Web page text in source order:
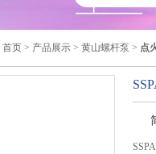
首页 > 产品展示 > 黄山螺杆泵 > 点